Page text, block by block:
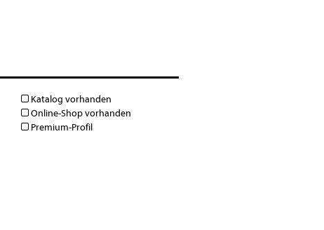
Katalog vorhanden
Online-Shop vorhanden
Premium-Profil